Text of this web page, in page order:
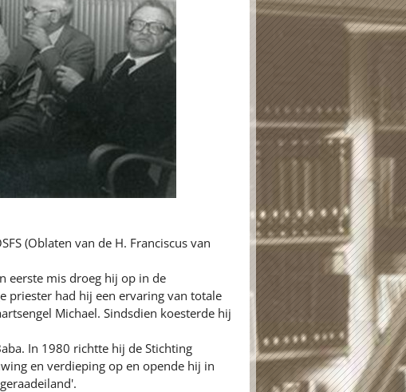
(Oblaten van de H. Franciscus van
eerste mis droeg hij op in de
priester had hij een ervaring van totale
Michael. Sindsdien koesterde hij
In 1980 richtte hij de Stichting
en verdieping op en opende hij in